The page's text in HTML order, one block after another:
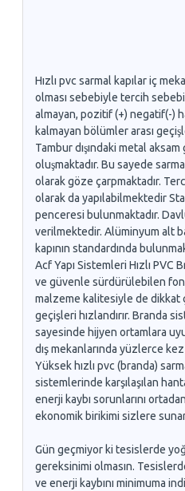
Hızlı pvc sarmal kapılar iç
olması sebebiyle tercih
almayan, pozitif (+) negatif(-)
kalmayan bölümler arası
Tambur dışındaki metal
oluşmaktadır. Bu sayede
olarak göze çarpmaktadır.
olarak da yapılabilmektedir
penceresi bulunmaktadır.
verilmektedir. Alüminyum alt
kapının standardında
Acf Yapı Sistemleri Hızlı PVC
ve güvenle sürdürülebilen
malzeme kalitesiyle de dikkat
geçişleri hızlandırır. Branda
sayesinde hijyen ortamlara
dış mekanlarında yüzlerce kez
Yüksek hızlı pvc (branda)
sistemlerinde karşılaşılan
enerji kaybı sorunlarını
ekonomik birikimi sizlere
Gün geçmiyor ki tesislerde
gereksinimi olmasın.
ve enerji kaybını minimuma